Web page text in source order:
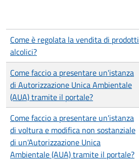
Come è regolata la vendita di prodotti
alcolici?
Come faccio a presentare un'istanza
di Autorizzazione Unica Ambientale
(AUA) tramite il portale?
Come faccio a presentare un'istanza
di voltura e modifica non sostanziale
di un'Autorizzazione Unica
Ambientale (AUA) tramite il portale?